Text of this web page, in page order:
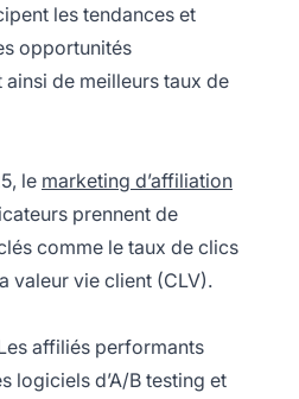
les tendances et
opportunités
de meilleurs taux de
le marketing d’affiliation
prennent de
comme le taux de clics
valeur vie client (CLV).
affiliés performants
logiciels d’A/B testing et